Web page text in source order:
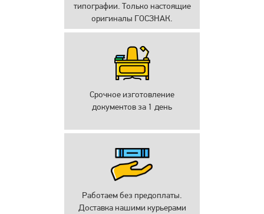
типографии. Только настоящие
оригиналы ГОСЗНАК.
Срочное изготовление
документов за 1 день
Работаем без предоплаты.
Доставка нашими курьерами